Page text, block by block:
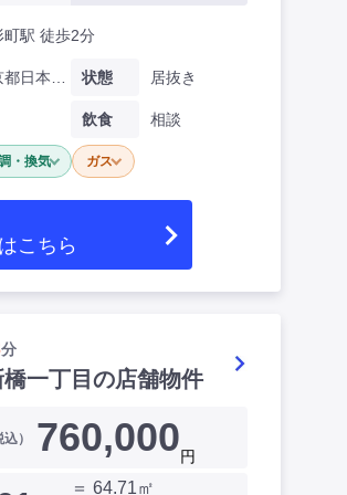
町駅 徒歩2分
状態 居抜き
飲食 相談
・換気 ガス
はこちら
分
一丁目の店舗物件
） 760,000円
＝ 64.71㎡